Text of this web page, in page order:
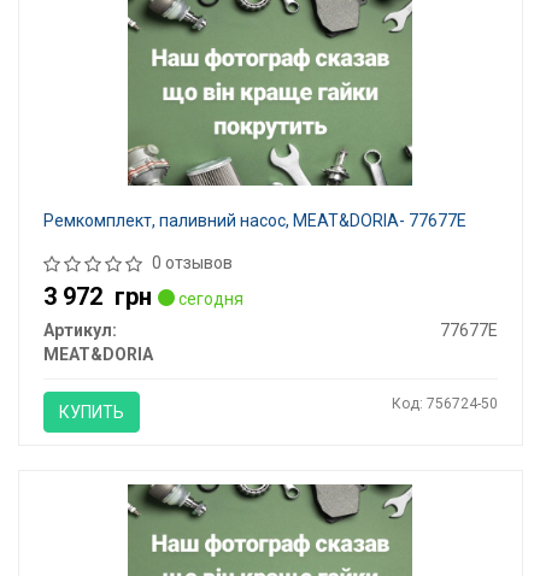
Ремкомплект, паливний насос, MEAT&DORIA- 77677E
0 отзывов
3 972 грн
сегодня
Артикул:
77677E
MEAT&DORIA
КУПИТЬ Код: 756724-50